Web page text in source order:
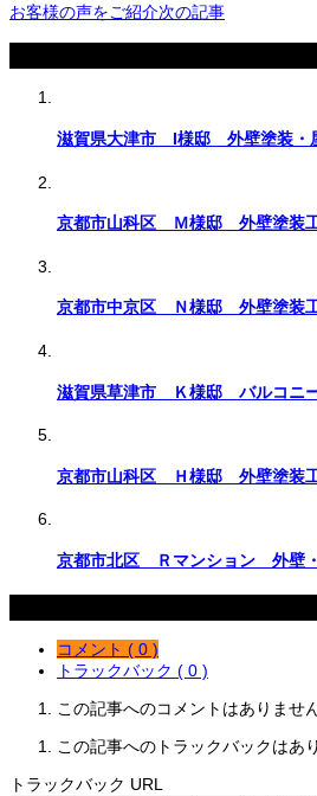
お客様の声をご紹介次の記事
滋賀県大津市 I様邸 外壁塗装・
京都市山科区 Ｍ様邸 外壁塗装
京都市中京区 Ｎ様邸 外壁塗装
滋賀県草津市 Ｋ様邸 バルコニ
京都市山科区 Ｈ様邸 外壁塗装
京都市北区 Ｒマンション 外壁
コメント ( 0 )
トラックバック ( 0 )
この記事へのコメントはありません
この記事へのトラックバックはあ
トラックバック URL